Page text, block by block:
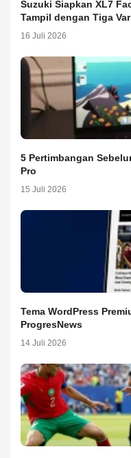
Suzuki Siapkan XL7
Tampil dengan Tiga
16 Juli 2026
5 Pertimbangan
Pro
15 Juli 2026
Tema WordPress
ProgresNews
14 Juli 2026